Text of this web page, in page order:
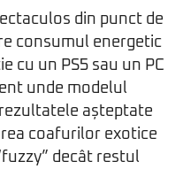
din punct de
consumul energetic
cu un PS5 sau un PC
unde modelul
așteptate
coafurilor exotice
decât restul